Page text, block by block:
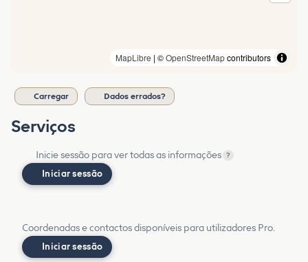
MapLibre | ©OpenStreetMapcontributors
Carregar Dados errados?
Serviços
Inicie sessão para ver todas as informações ?
Iniciar sessão
Coordenadas e contactos disponíveis para utilizadores Pro.
Iniciar sessão